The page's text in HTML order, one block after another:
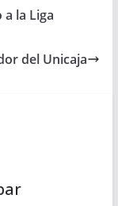
a la Liga
del Unicaja